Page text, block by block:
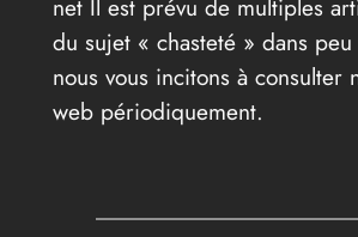
net Il est prévu de multiples
du sujet « chasteté » dans
nous vous incitons à consulter
web périodiquement.